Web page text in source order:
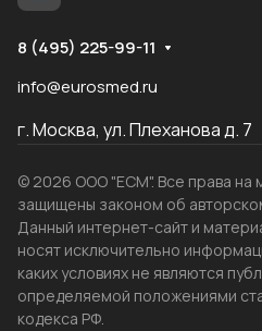
8 (495) 225-99-11
info@eurosmed.ru
г. Москва, ул. Плеханова д. 7
© 2026 ООО "ЕСМ". Все права на
защищены законом об
Данный интернет-сайт и
носят исключительно
каких условиях не являются
определяемой положениями
кодекса РФ.